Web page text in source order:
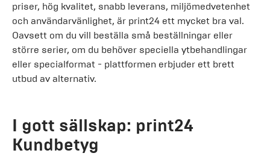
priser, hög kvalitet, snabb leverans, miljömedvetenhet
och användarvänlighet, är print24 ett mycket bra val.
Oavsett om du vill beställa små beställningar eller
större serier, om du behöver speciella ytbehandlingar
eller specialformat - plattformen erbjuder ett brett
utbud av alternativ.
I gott sällskap: print24
Kundbetyg